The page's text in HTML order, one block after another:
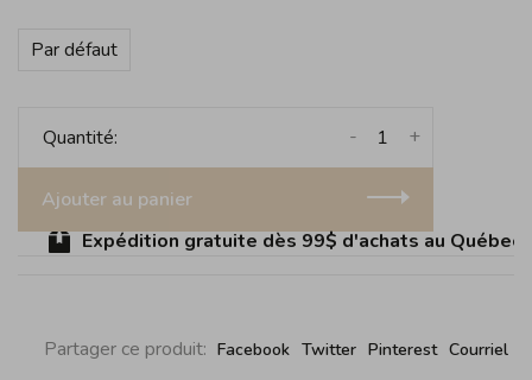
Par défaut
Quantité: +
-
Ajouter au panier
Expédition gratuite dès 99$ d'achats au Québec
Partager ce produit: Facebook Twitter Pinterest Courriel